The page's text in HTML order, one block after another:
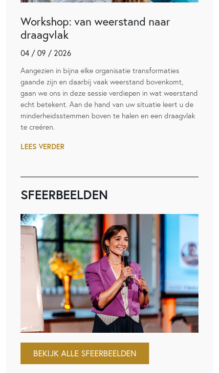
Workshop: van weerstand naar
draagvlak
04 / 09 / 2026
Aangezien in bijna elke organisatie transformaties
gaande zijn en daarbij vaak weerstand bovenkomt,
gaan we ons in deze sessie verdiepen in wat weerstand
echt betekent. Aan de hand van uw situatie leert u de
minderheidsstemmen boven te halen en een draagvlak
te creëren.
LEES VERDER
SFEERBEELDEN
BEKIJK ALLE SFEERBEELDEN